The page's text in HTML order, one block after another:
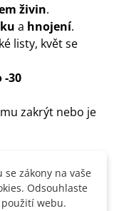
živin.
a hnojení.
listy, květ se
-30
zakrýt nebo je
zákony na vaše
Odsouhlaste
webu.